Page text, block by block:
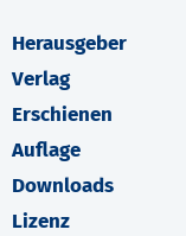
Herausgeber
Verlag
Erschienen
Auflage
Downloads
Lizenz